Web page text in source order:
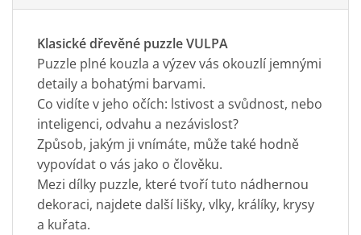
Klasické dřevěné puzzle VULPA
Puzzle plné kouzla a výzev vás okouzlí jemnými
detaily a bohatými barvami.
Co vidíte v jeho očích: lstivost a svůdnost, nebo
inteligenci, odvahu a nezávislost?
Způsob, jakým ji vnímáte, může také hodně
vypovídat o vás jako o člověku.
Mezi dílky puzzle, které tvoří tuto nádhernou
dekoraci, najdete další lišky, vlky, králíky, krysy
a kuřata.